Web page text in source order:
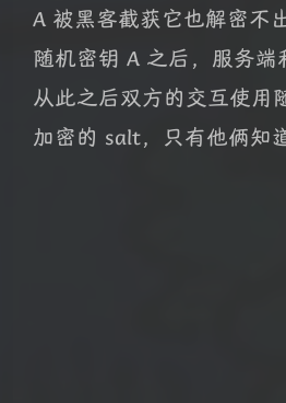
A 被黑客截获它也解密不
随机密钥 A 之后，服务端
从此之后双方的交互使用
加密的 salt，只有他俩知